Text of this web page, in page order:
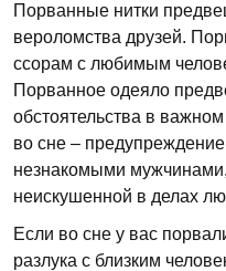
Порванные нитки
вероломства друзей.
ссорам с любимым
Порванное одеяло
обстоятельства в
во сне –
незнакомыми
неискушенной в делах
Если во сне у вас
разлука с близким